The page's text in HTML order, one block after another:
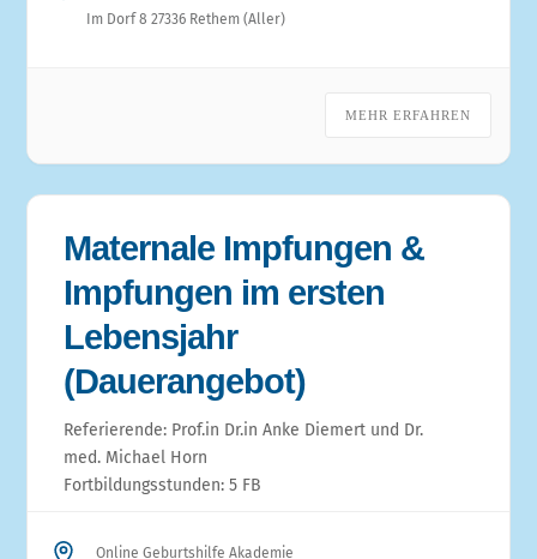
Im Dorf 8 27336 Rethem (Aller)
MEHR ERFAHREN
Maternale Impfungen &
Impfungen im ersten
Lebensjahr
(Dauerangebot)
Referierende: Prof.in Dr.in Anke Diemert und Dr.
med. Michael Horn
Fortbildungsstunden: 5 FB
Online Geburtshilfe Akademie